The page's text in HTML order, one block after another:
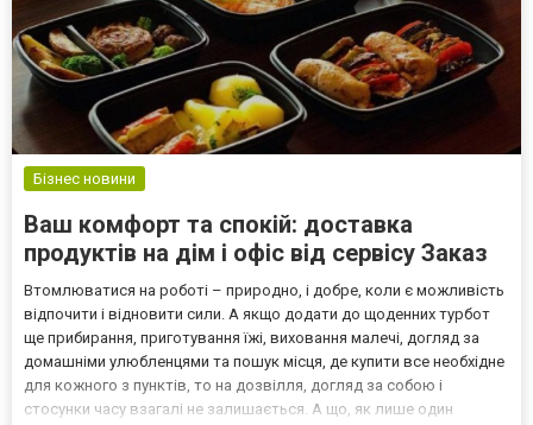
Бізнес новини
Ваш комфорт та спокій: доставка
продуктів на дім і офіс від сервісу Заказ
Втомлюватися на роботі – природно, і добре, коли є можливість
відпочити і відновити сили. А якщо додати до щоденних турбот
ще прибирання, приготування їжі, виховання малечі, догляд за
домашніми улюбленцями та пошук місця, де купити все необхідне
для кожного з пунктів, то на дозвілля, догляд за собою і
стосунки часу взагалі не залишається. А що, як лише один